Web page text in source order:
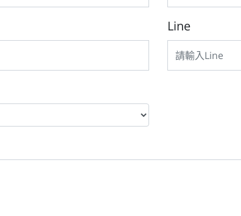
Line